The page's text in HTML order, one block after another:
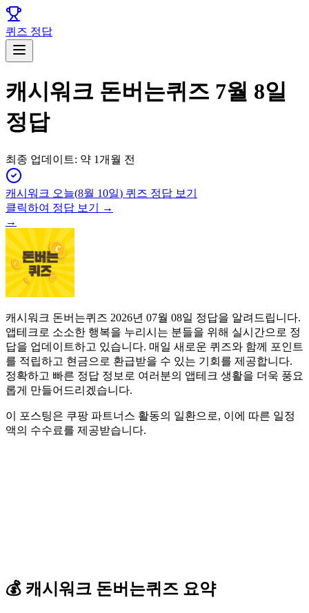
퀴즈 정답
캐시워크 돈버는퀴즈 7월 8일
정답
최종 업데이트: 약 1개월 전
캐시워크 오늘(8월 10일) 퀴즈 정답 보기
클릭하여 정답 보기 →
→
캐시워크 돈버는퀴즈 2026년 07월 08일 정답을 알려드립니다.
앱테크로 소소한 행복을 누리시는 분들을 위해 실시간으로 정
답을 업데이트하고 있습니다. 매일 새로운 퀴즈와 함께 포인트
를 적립하고 현금으로 환급받을 수 있는 기회를 제공합니다.
정확하고 빠른 정답 정보로 여러분의 앱테크 생활을 더욱 풍요
롭게 만들어드리겠습니다.
이 포스팅은 쿠팡 파트너스 활동의 일환으로, 이에 따른 일정
액의 수수료를 제공받습니다.
💰 캐시워크 돈버는퀴즈 요약